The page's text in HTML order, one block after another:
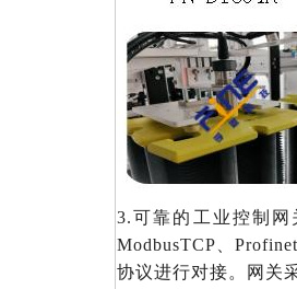
3.可靠的工业控制网
ModbusTCP、
协议进行对接。网关